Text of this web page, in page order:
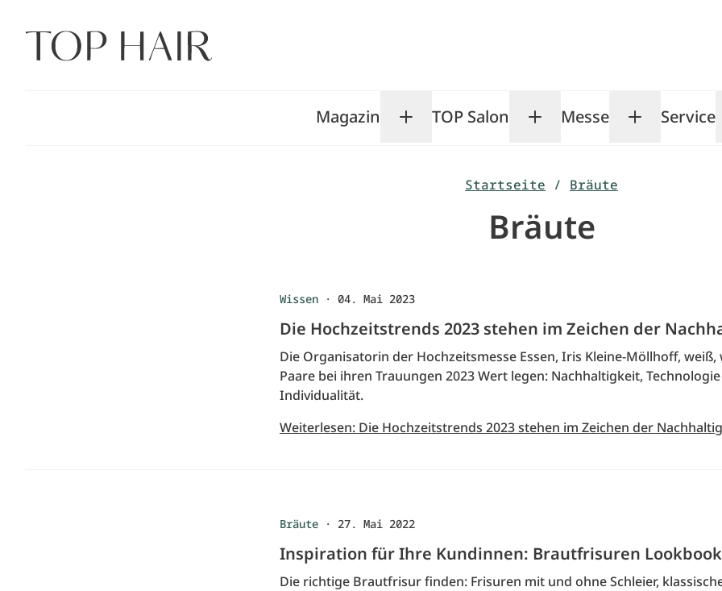
Inhalt
springen
Magazin Toggle Magazin submenu
TOP Salon Toggle TOP Salon
Messe ToggleService
Startseite / Bräute
Bräute
Wissen · 04. Mai 2023
Die Hochzeitstrends 2023 stehen im Zeichen der
Die Organisatorin der Hochzeitsmesse Essen, Iris Kleine-Möllhoff,
Paare bei ihren Trauungen 2023 Wert legen: Nachhaltigkeit,
Individualität.
Weiterlesen: Die Hochzeitstrends 2023 stehen im Zeichen der
Bräute · 27. Mai 2022
Inspiration für Ihre Kundinnen: Brautfrisuren Lookbook
Die richtige Brautfrisur finden: Frisuren mit und ohne Schleier,